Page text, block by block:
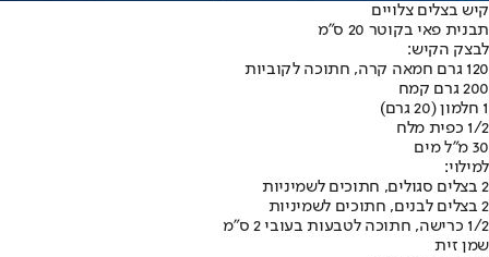
קיש בצלים צלויים
תבנית פאי בקוטר 20 ס”מ
לבצק הקיש:
120 גרם חמאה קרה, חתוכה לקוביות
200 גרם קמח
1 חלמון (20 גרם)
1/2 כפית מלח
30 מ"ל מים
למילוי:
2 בצלים סגולים, חתוכים לשמיניות
2 בצלים לבנים, חתוכים לשמיניות
1/2 כרישה, חתוכה לטבעות בעובי 2 ס"מ
שמן זית